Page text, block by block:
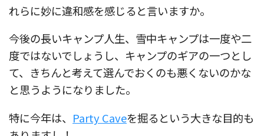
れらに妙に違和感を感じると言いますか。
今後の長いキャンプ人生、雪中キャンプは一度や二
度ではないでしょうし、キャンプのギアの一つとし
て、きちんと考えて選んでおくのも悪くないのかな
と思うようになりました。
特に今年は、 Party Caveを掘るという大きな目的も